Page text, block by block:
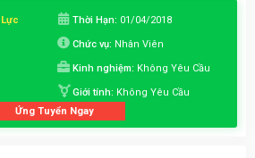
Thời Hạn: 01/04/2018
Chức vụ: Nhân Viên
Kinh nghiệm: Không Yêu Cầu
Giới tính: Không Yêu Cầu
Ứng Tuyển Ngay